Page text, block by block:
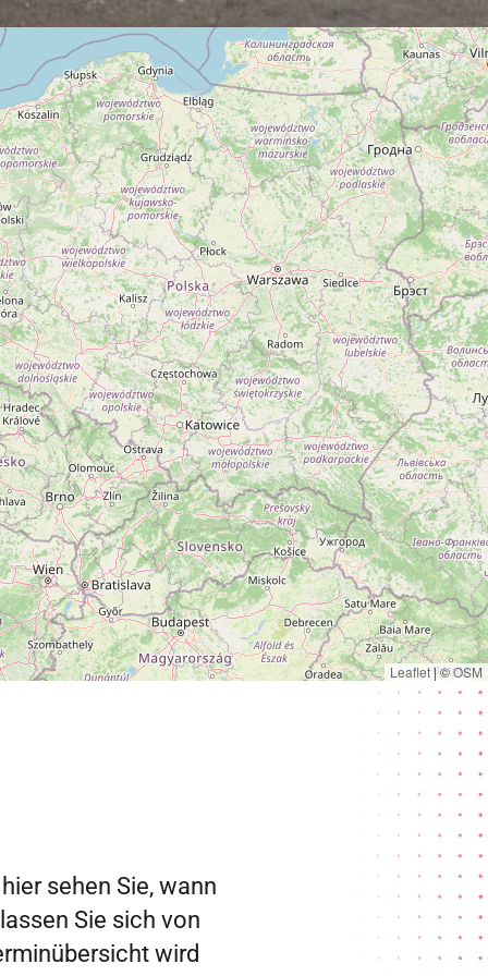
Leaflet|©OSM
sehen Sie, wann
Sie sich von
wird